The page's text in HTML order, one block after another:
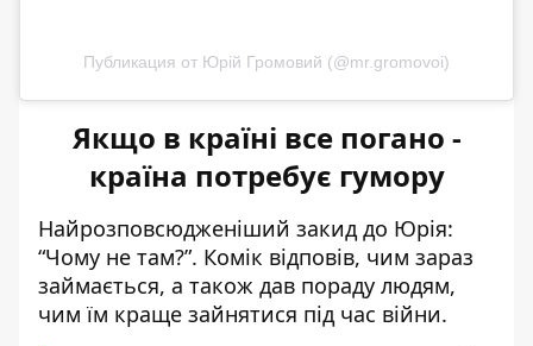
Публикация от Юрій Громовий (@mr.gromovoi)
Якщо в країні все погано -
країна потребує гумору
Найрозповсюдженіший закид до Юрія:
“Чому не там?”. Комік відповів, чим зараз
займається, а також дав пораду людям,
чим їм краще зайнятися під час війни.